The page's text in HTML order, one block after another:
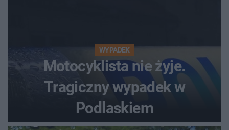
WYPADEK
Motocyklista nie żyje.
Tragiczny wypadek w
Podlaskiem